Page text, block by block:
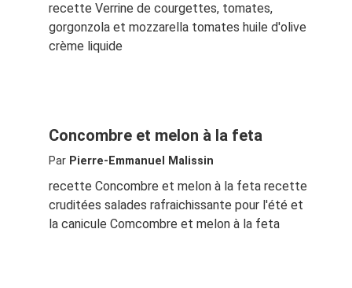
recette Verrine de courgettes, tomates,
gorgonzola et mozzarella tomates huile d'olive
crème liquide
Concombre et melon à la feta
Par Pierre-Emmanuel Malissin
recette Concombre et melon à la feta recette
cruditées salades rafraichissante pour l'été et
la canicule Comcombre et melon à la feta